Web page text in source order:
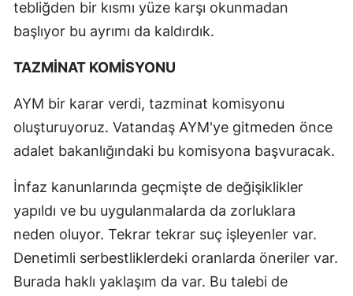
tebliğden bir kısmı yüze karşı okunmadan
başlıyor bu ayrımı da kaldırdık.
TAZMİNAT KOMİSYONU
AYM bir karar verdi, tazminat komisyonu
oluşturuyoruz. Vatandaş AYM'ye gitmeden önce
adalet bakanlığındaki bu komisyona başvuracak.
İnfaz kanunlarında geçmişte de değişiklikler
yapıldı ve bu uygulanmalarda da zorluklara
neden oluyor. Tekrar tekrar suç işleyenler var.
Denetimli serbestliklerdeki oranlarda öneriler var.
Burada haklı yaklaşım da var. Bu talebi de